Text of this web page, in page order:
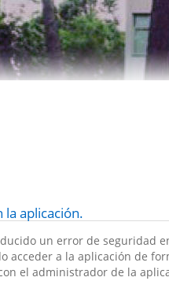
la aplicación.
un error de seguridad
acceder a la aplicación de
el administrador de la